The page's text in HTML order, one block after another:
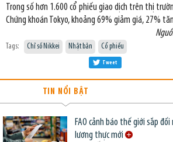
Trong số hơn 1.600 cổ phiếu giao dịch trên thị
Chứng khoán Tokyo, khoảng 69% giảm giá, 27%
Tags: Chỉ số Nikkei Nhật bản Cổ phiếu
Tweet
TIN NỔI BẬT
FAO cảnh báo thế giới sắp
lương thực mới